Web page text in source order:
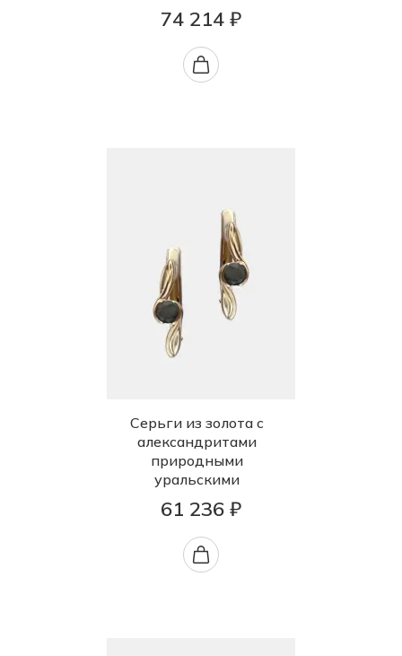
74 214 ₽
Серьги из золота с
александритами
природными
уральскими
61 236 ₽